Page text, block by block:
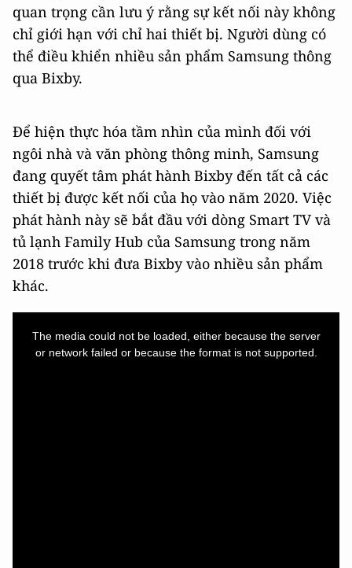
quan trọng cần lưu ý rằng sự kết nối này không
chỉ giới hạn với chỉ hai thiết bị. Người dùng có
thể điều khiển nhiều sản phẩm Samsung thông
qua Bixby.
Để hiện thực hóa tầm nhìn của mình đối với
ngôi nhà và văn phòng thông minh, Samsung
đang quyết tâm phát hành Bixby đến tất cả các
thiết bị được kết nối của họ vào năm 2020. Việc
phát hành này sẽ bắt đầu với dòng Smart TV và
tủ lạnh Family Hub của Samsung trong năm
2018 trước khi đưa Bixby vào nhiều sản phẩm
khác.
The media could not be loaded, either because the server
or network failed or because the format is not supported.